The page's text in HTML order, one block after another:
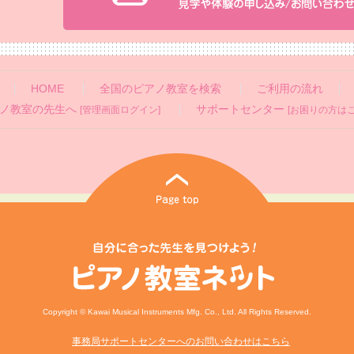
HOME 全国のピアノ教室を検索
ご利用の流れ
教室の先生へ [管理画面ログイン] サポートセンター [お困りの方は
Copyright © Kawai Musical Instruments Mfg. Co., Ltd. All Rights Reserved.
事務局サポートセンターへのお問い合わせはこちら